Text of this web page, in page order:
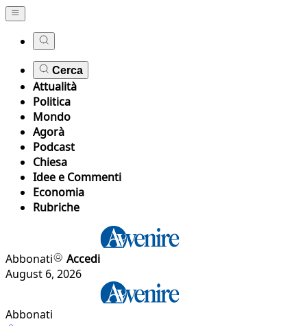
Cerca
Attualità
Politica
Mondo
Agorà
Podcast
Chiesa
Idee e Commenti
Economia
Rubriche
Abbonati
Accedi
August 6, 2026
Abbonati